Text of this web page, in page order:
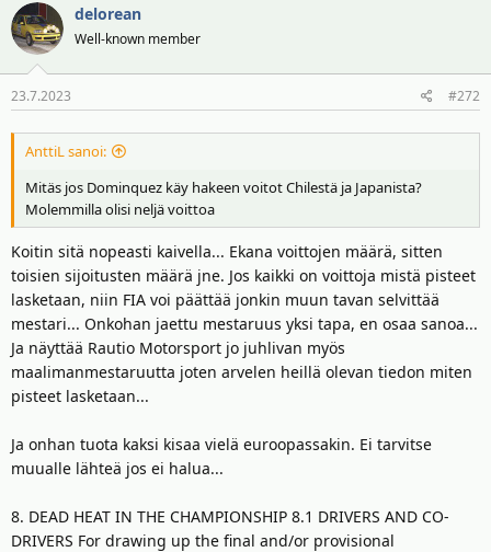
delorean
Well-known member
23.7.2023 #272
AnttiL sanoi:
Mitäs jos Dominquez käy hakeen voitot Chilestä ja Japanista?
Molemmilla olisi neljä voittoa
Koitin sitä nopeasti kaivella... Ekana voittojen määrä, sitten
toisien sijoitusten määrä jne. Jos kaikki on voittoja mistä pisteet
lasketaan, niin FIA voi päättää jonkin muun tavan selvittää
mestari... Onkohan jaettu mestaruus yksi tapa, en osaa sanoa...
Ja näyttää Rautio Motorsport jo juhlivan myös
maalimanmestaruutta joten arvelen heillä olevan tiedon miten
pisteet lasketaan...
Ja onhan tuota kaksi kisaa vielä euroopassakin. Ei tarvitse
muualle lähteä jos ei halua...
8. DEAD HEAT IN THE CHAMPIONSHIP 8.1 DRIVERS AND CO-
DRIVERS For drawing up the final and/or provisional